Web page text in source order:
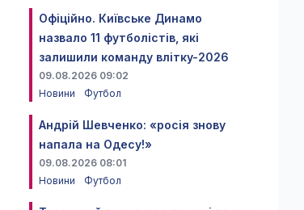
Офіційно. Київське Динамо
назвало 11 футболістів, які
залишили команду влітку-2026
09.08.2026 09:02
Новини
Футбол
Андрій Шевченко: «росія знову
напала на Одесу!»
09.08.2026 08:01
Новини
Футбол